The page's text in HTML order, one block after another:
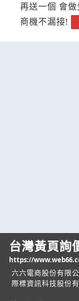
再送一個 會
商機不漏接!
台灣黃頁詢
https://
六六電商股份有限
際標資訊科技股份